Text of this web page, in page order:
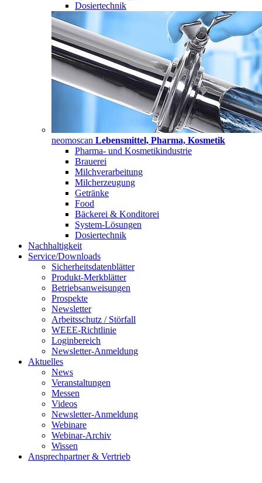
Dosiertechnik
neomoscan Lebensmittel, Pharma, Kosmetik
Pharma- und Kosmetikindustrie
Brauerei
Milchverarbeitung
Milcherzeugung
Getränke
Food
Bäckerei & Konditorei
System-Lösungen
Dosiertechnik
Nachhaltigkeit
Service/Downloads
Sicherheitsdatenblätter
Produkt-Merkblätter
Betriebsanweisungen
Prospekte
Newsletter
Arbeitsschutz / Störfall
WEEE-Richtlinie
Loginbereich
Newsletter-Anmeldung
Aktuelles
News
Veranstaltungen
Messen
Videos
Newsletter-Anmeldung
Webinare
Webinar-Archiv
Wissen
Ansprechpartner & Vertrieb